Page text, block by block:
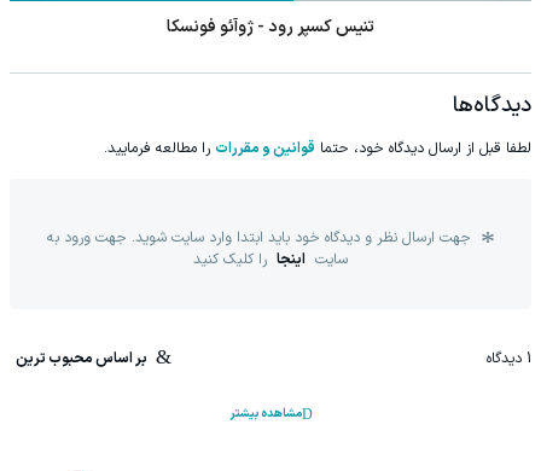
تنیس کسپر رود - ژوآئو فونسکا
دیدگاه‌ها
لطفا قبل از ارسال دیدگاه خود، حتما قوانین و مقررات را مطالعه فرمایید.
جهت ارسال نظر و دیدگاه خود باید ابتدا وارد سایت شوید. جهت ورود به
سایت اینجا را کلیک کنید
1 دیدگاه بر اساس محبوب ترین
مشاهده بیشتر